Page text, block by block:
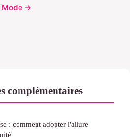
Mode →
complémentaires
: comment adopter l'allure